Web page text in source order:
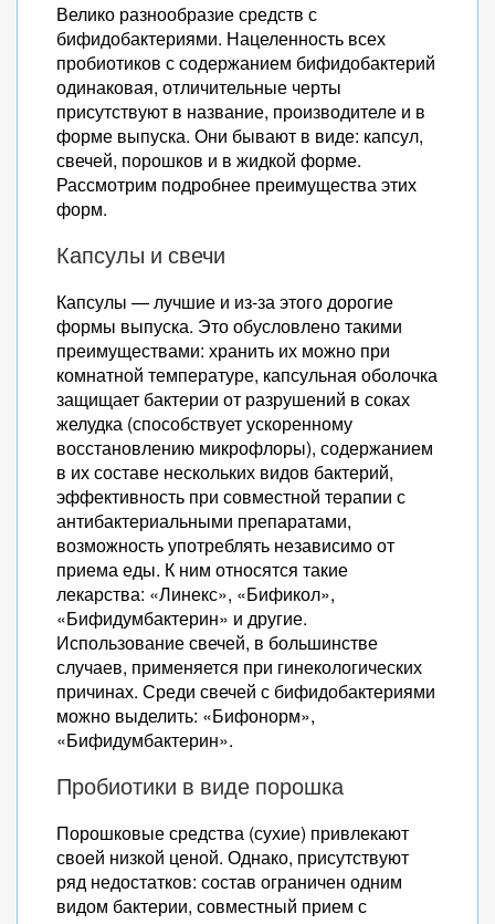
Велико разнообразие средств с
бифидобактериями. Нацеленность всех
пробиотиков с содержанием бифидобактерий
одинаковая, отличительные черты
присутствуют в название, производителе и в
форме выпуска. Они бывают в виде: капсул,
свечей, порошков и в жидкой форме.
Рассмотрим подробнее преимущества этих
форм.
Капсулы и свечи
Капсулы — лучшие и из-за этого дорогие
формы выпуска. Это обусловлено такими
преимуществами: хранить их можно при
комнатной температуре, капсульная оболочка
защищает бактерии от разрушений в соках
желудка (способствует ускоренному
восстановлению микрофлоры), содержанием
в их составе нескольких видов бактерий,
эффективность при совместной терапии с
антибактериальными препаратами,
возможность употреблять независимо от
приема еды. К ним относятся такие
лекарства: «Линекс», «Бификол»,
«Бифидумбактерин» и другие.
Использование свечей, в большинстве
случаев, применяется при гинекологических
причинах. Среди свечей с бифидобактериями
можно выделить: «Бифонорм»,
«Бифидумбактерин».
Пробиотики в виде порошка
Порошковые средства (сухие) привлекают
своей низкой ценой. Однако, присутствуют
ряд недостатков: состав ограничен одним
видом бактерии, совместный прием с